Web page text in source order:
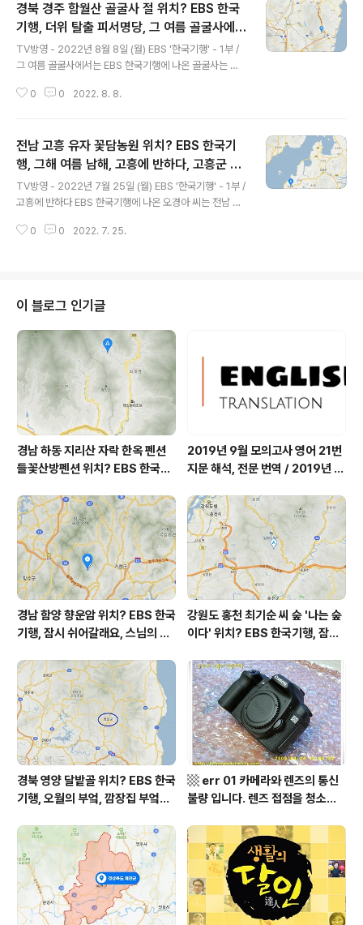
경북 경주 함월산 골굴사 절 위치? EBS 한국
기행, 더위 탈출 피서명당, 그 여름 골굴사에서
는, 경주시 양북면 선무도 템플스테이 산사 골
굴사 사찰 어디? / 경상북도 경주시 가볼 만한
TV방영 - 2022년 8월 8일 (월) EBS '한국기행' - 1부 /
그 여름 골굴사에서는 EBS 한국기행에 나온 골굴사는 경
주시 소재입니다. 함월산 주봉은 경주시 문무대왕면에 위
양북면 안동리 산 304 경주 함월산 주봉 위치 : 경북 경주
시 문무대왕면 호암리 산 1-1 * 블로그 내 한국기행 관련
작성글 보기 = befreepark.tistory.com/EBS 한국기행
아래 지도에서 표시된 곳이 경주 골굴사입니다. 지도 중앙
도움이 될 듯 하..
0 0 2022. 8. 8.
전남 고흥 유자 꽃담농원 위치? EBS 한국기
행, 그해 여름 남해, 고흥에 반하다, 고흥군 도
양읍 유자농사 오경아 씨 꽃담농원 어디? / 전
라남도 고흥군 가볼 만한 곳
TV방영 - 2022년 7월 25일 (월) EBS '한국기행' - 1부 /
고흥에 반하다 EBS 한국기행에 나온 오경아 씨는 전남 고
요. 농장 상호는 고흥 '꽃담농원'이라고 합니다. 고흥 유자
w.instagram.com/dhruddk1205_ - 오경아 씨 '꽃담
바다' 페이스북 주소 : https://www.facebook.com/pr
ofile.php?id=100040863764652 * 블로그 내 한국
기행 관련 작성글 보기 = befr..
0 0 2022. 7. 25.
이 블로그 인기글
경남 하동 지리산 자락 한옥 펜션
들꽃산방펜션 위치? EBS 한국기
봄날, 하동 이태석 씨 하동군 화개
면 들꽃산방펜션 어디? / 경상남도
가볼 만한 곳, 화개장터
2019년 9월 모의고사 영어 21번
지문 해석, 전문 번역 / 2019년 9
역, 평가원 2019년 고3 9월 영어
영역 외국어영역 전문 해석, Engli
sh to Korean translation
경남 함양 향운암 위치? EBS 한국
기행, 잠시 쉬어갈래요, 스님의 어
상남도 함양군 가볼 만한 곳, 용추
계곡 향운암 명천스님, 덕유산 황
석산 거망산 기백산
강원도 홍천 최기순 씨 숲 '나는 숲
이다' 위치? EBS 한국기행, 잠시
군 최기순 씨 캠핑장 펜션 어디? /
강원도 홍천군 가볼 만한 곳, (구)
까르돈, kbs 인간극장
경북 영양 달밭골 위치? EBS 한국
기행, 오월의 부엌, 깜장집 부엌은
어디? / 경상북도 영양군 가볼 만
한 곳, 영양읍 상원리. KBS 인간극
장 임분노미 할머니
▩ err 01 카메라와 렌즈의 통신
불량 입니다. 렌즈 접점을 청소하